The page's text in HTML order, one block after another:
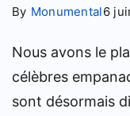
By Monumental6
Nous avons le
célèbres
sont désormais